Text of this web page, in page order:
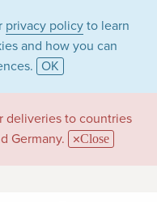
privacy policy to learn
and how you can
OK
deliveries to countries
Germany.
Close